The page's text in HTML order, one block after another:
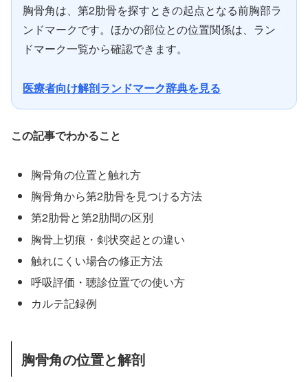
胸骨角は、第2肋骨を探すときの起点となる前胸部ラ
ンドマークです。ほかの部位との位置関係は、ラン
ドマーク一覧から確認できます。
医療者向け解剖ランドマーク辞典を見る
この記事でわかること
胸骨角の位置と触れ方
胸骨角から第2肋骨を見つける方法
第2肋骨と第2肋間の区別
胸骨上切痕・剣状突起との違い
触れにくい場合の修正方法
呼吸評価・聴診位置での使い方
カルテ記録例
胸骨角の位置と解剖